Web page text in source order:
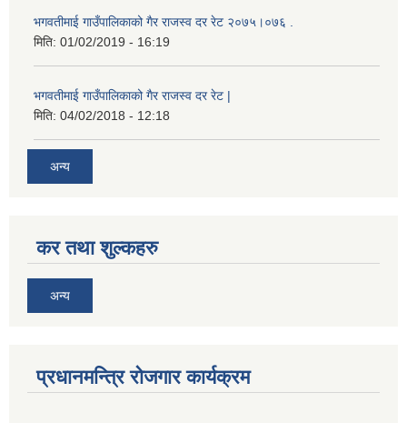
भगवतीमाई गाउँपालिकाको गैर राजस्व दर रेट २०७५।०७६ .
मिति: 01/02/2019 - 16:19
भगवतीमाई गाउँपालिकाको गैर राजस्व दर रेट |
मिति: 04/02/2018 - 12:18
अन्य
कर तथा शुल्कहरु
अन्य
प्रधानमन्त्रि रोजगार कार्यक्रम